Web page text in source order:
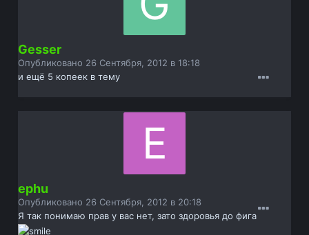
Gesser
Опубликовано 26 Сентября, 2012 в 18:18
и ещё 5 копеек в тему
ephu
Опубликовано 26 Сентября, 2012 в 20:18
Я так понимаю прав у вас нет, зато здоровья до фига